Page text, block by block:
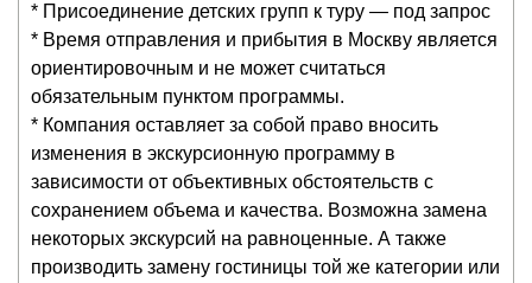
* Присоединение детских групп к туру — под запрос
* Время отправления и прибытия в Москву является
ориентировочным и не может считаться
обязательным пунктом программы.
* Компания оставляет за собой право вносить
изменения в экскурсионную программу в
зависимости от объективных обстоятельств с
сохранением объема и качества. Возможна замена
некоторых экскурсий на равноценные. А также
производить замену гостиницы той же категории или